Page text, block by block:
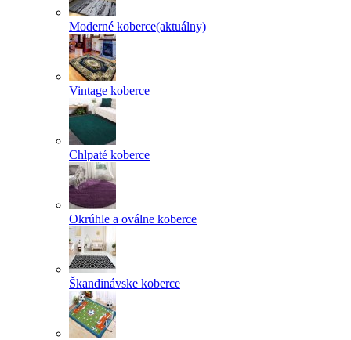
Moderné koberce(aktuálny)
Vintage koberce
Chlpaté koberce
Okrúhle a oválne koberce
Škandinávske koberce